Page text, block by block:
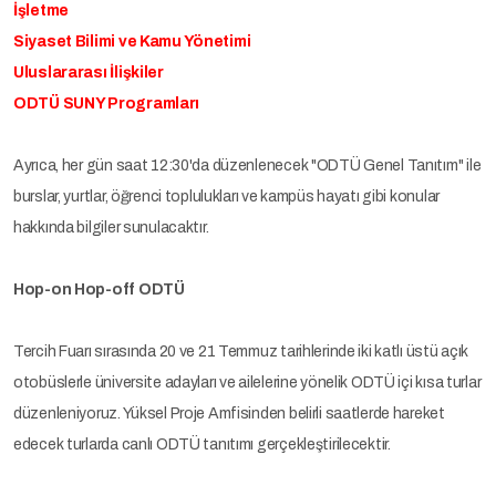
İşletme
Siyaset Bilimi ve Kamu Yönetimi
Uluslararası İlişkiler
ODTÜ SUNY Programları
Ayrıca, her gün saat 12:30'da düzenlenecek "ODTÜ Genel Tanıtım" ile
burslar, yurtlar, öğrenci toplulukları ve kampüs hayatı gibi konular
hakkında bilgiler sunulacaktır.
Hop-on Hop-off ODTÜ
Tercih Fuarı sırasında 20 ve 21 Temmuz tarihlerinde iki katlı üstü açık
otobüslerle üniversite adayları ve ailelerine yönelik ODTÜ içi kısa turlar
düzenleniyoruz. Yüksel Proje Amfisinden belirli saatlerde hareket
edecek turlarda canlı ODTÜ tanıtımı gerçekleştirilecektir.